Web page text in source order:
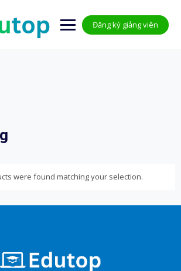
Đăng ký giảng viên
were found matching your selection.